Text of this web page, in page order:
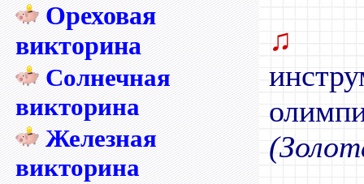
Ореховая
викторина
Солнечная
викторина
Железная
викторина
♫